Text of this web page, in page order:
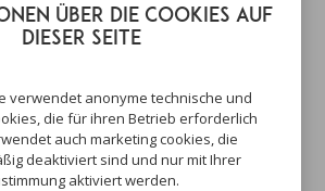
über die Cookies auf
dieser Seite
verwendet anonyme technische und
die für ihren Betrieb erforderlich
auch marketing cookies, die
deaktiviert sind und nur mit Ihrer
aktiviert werden.